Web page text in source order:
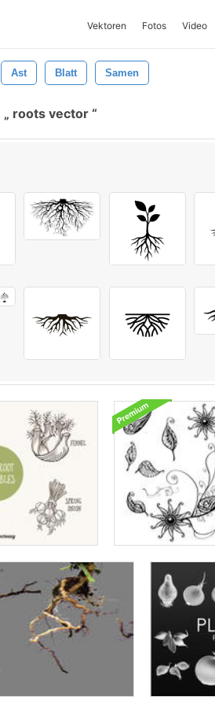
Vektoren Fotos Video
Ast Blatt Samen
roots vector